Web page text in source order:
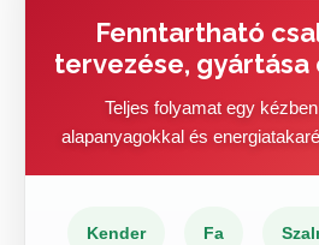
Fenntartható
tervezése,
Teljes folyamat egy
alapanyagokkal és
Kender Fa